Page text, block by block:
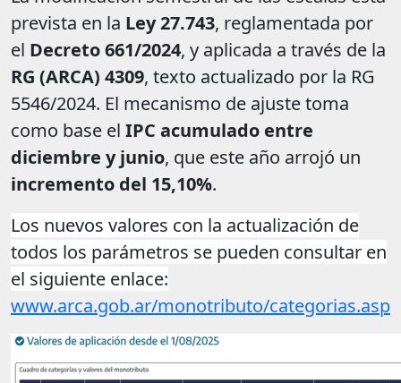
prevista en la Ley 27.743, reglamentada por
el Decreto 661/2024, y aplicada a través de la
RG (ARCA) 4309, texto actualizado por la RG
5546/2024. El mecanismo de ajuste toma
como base el IPC acumulado entre
diciembre y junio, que este año arrojó un
incremento del 15,10%.
Los nuevos valores con la actualización de
todos los parámetros se pueden consultar en
el siguiente enlace:
www.arca.gob.ar/monotributo/categorias.asp